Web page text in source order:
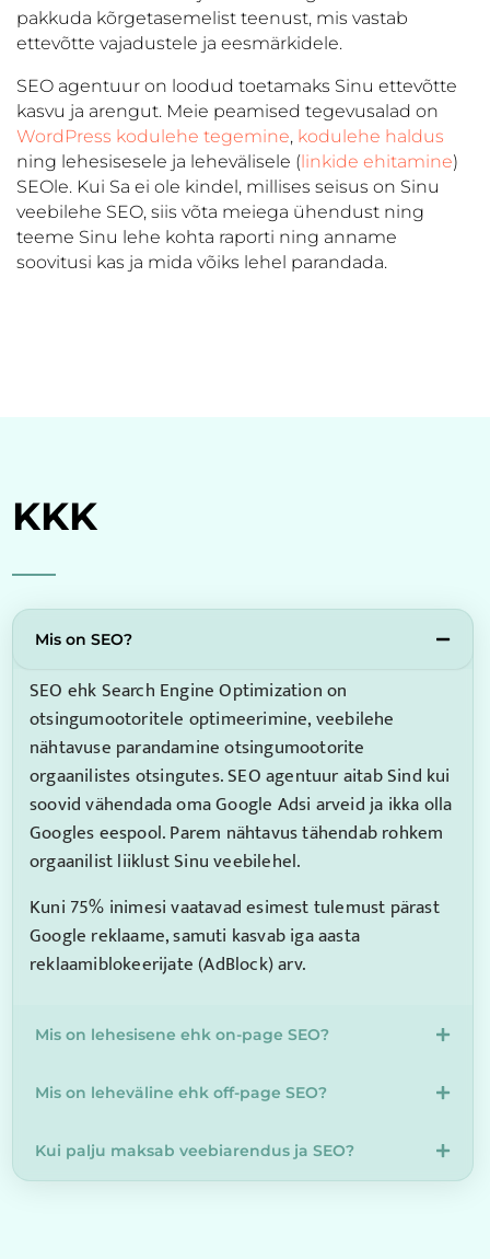
pakkuda kõrgetasemelist teenust, mis vastab
ettevõtte vajadustele ja eesmärkidele.
SEO agentuur on loodud toetamaks Sinu ettevõtte
kasvu ja arengut. Meie peamised tegevusalad on
WordPress kodulehe tegemine, kodulehe haldus
ning lehesisesele ja lehevälisele ( linkide ehitamine)
SEOle. Kui Sa ei ole kindel, millises seisus on Sinu
veebilehe SEO, siis võta meiega ühendust ning
teeme Sinu lehe kohta raporti ning anname
soovitusi kas ja mida võiks lehel parandada.
KKK
Mis on SEO?
SEO ehk Search Engine Optimization on
otsingumootoritele optimeerimine, veebilehe
nähtavuse parandamine otsingumootorite
orgaanilistes otsingutes. SEO agentuur aitab Sind kui
soovid vähendada oma Google Adsi arveid ja ikka olla
Googles eespool. Parem nähtavus tähendab rohkem
orgaanilist liiklust Sinu veebilehel.
Kuni 75% inimesi vaatavad esimest tulemust pärast
Google reklaame, samuti kasvab iga aasta
reklaamiblokeerijate (AdBlock) arv.
Mis on lehesisene ehk on-page SEO?
Mis on leheväline ehk off-page SEO?
Kui palju maksab veebiarendus ja SEO?